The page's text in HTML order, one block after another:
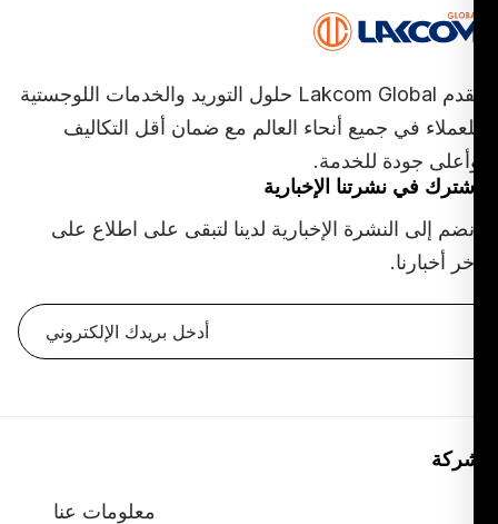
تقدم Lakcom Global حلول التوريد والخدمات اللوجستية
في جميع أنحاء العالم مع ضمان أقل التكاليف
جودة للخدمة.
في نشرتنا الإخبارية
إلى النشرة الإخبارية لدينا لتبقى على اطلاع على
أخبارنا.
معلومات عنا